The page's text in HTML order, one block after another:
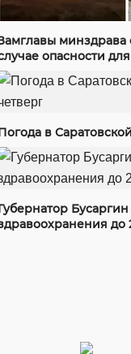
минздрава
опасности
в
до